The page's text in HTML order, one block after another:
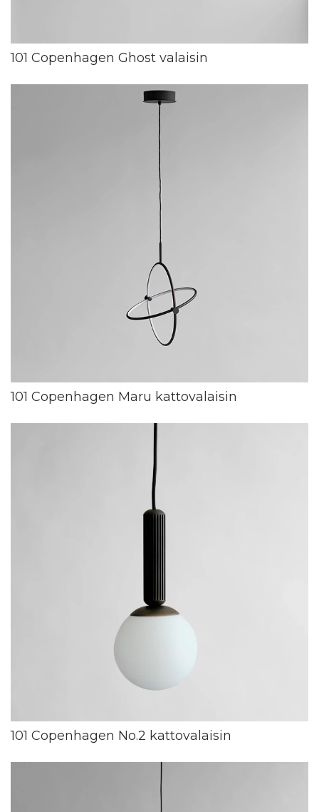
101 Copenhagen Ghost valaisin
101 Copenhagen Maru kattovalaisin
101 Copenhagen No.2 kattovalaisin